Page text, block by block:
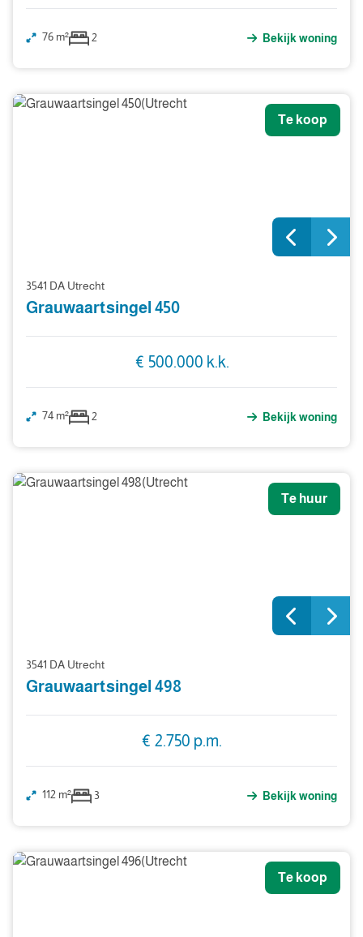
76 m² 2 Bekijk woning
Te koop
3541 DA Utrecht
Grauwaartsingel 450
€ 500.000 k.k.
74 m² 2 Bekijk woning
Te huur
3541 DA Utrecht
Grauwaartsingel 498
€ 2.750 p.m.
112 m² 3 Bekijk woning
Te koop